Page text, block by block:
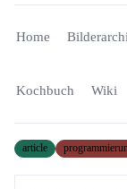
Home
Kochbuch Wiki
article